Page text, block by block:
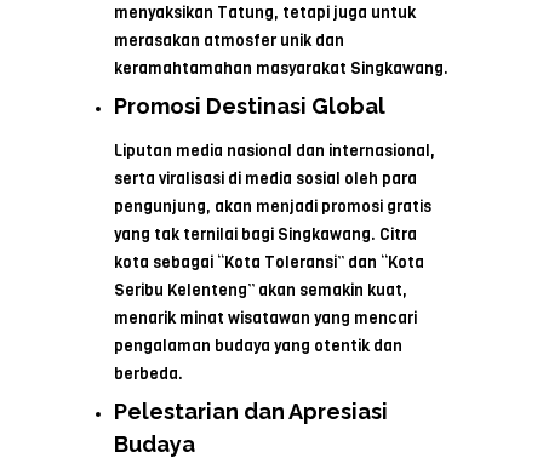
menyaksikan Tatung, tetapi juga untuk
merasakan atmosfer unik dan
keramahtamahan masyarakat Singkawang.
Promosi Destinasi Global
Liputan media nasional dan internasional,
serta viralisasi di media sosial oleh para
pengunjung, akan menjadi promosi gratis
yang tak ternilai bagi Singkawang. Citra
kota sebagai “Kota Toleransi” dan “Kota
Seribu Kelenteng” akan semakin kuat,
menarik minat wisatawan yang mencari
pengalaman budaya yang otentik dan
berbeda.
Pelestarian dan Apresiasi
Budaya